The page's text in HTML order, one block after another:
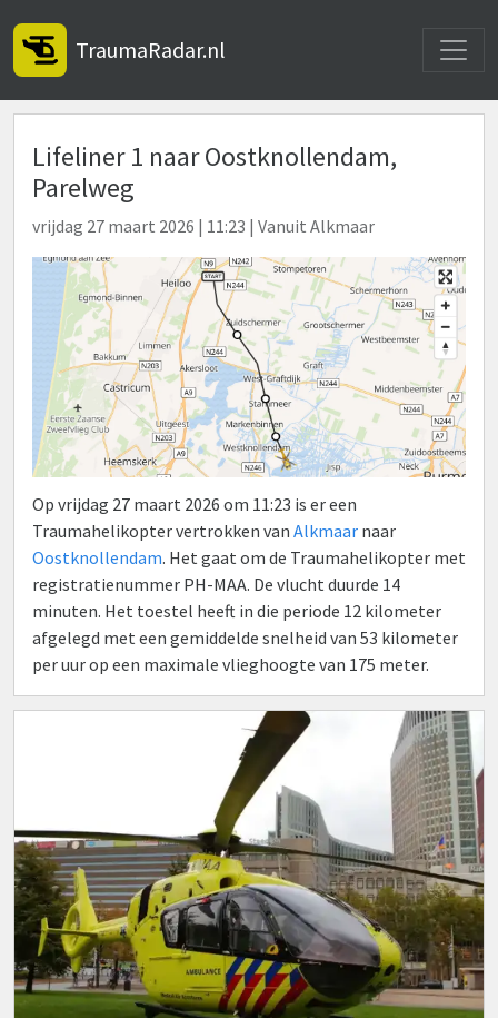
TraumaRadar.nl
Lifeliner 1 naar Oostknollendam,
Parelweg
vrijdag 27 maart 2026 | 11:23 | Vanuit Alkmaar
Op vrijdag 27 maart 2026 om 11:23 is er een
Traumahelikopter vertrokken van Alkmaar naar
Oostknollendam. Het gaat om de Traumahelikopter met
registratienummer PH-MAA. De vlucht duurde 14
minuten. Het toestel heeft in die periode 12 kilometer
afgelegd met een gemiddelde snelheid van 53 kilometer
per uur op een maximale vlieghoogte van 175 meter.